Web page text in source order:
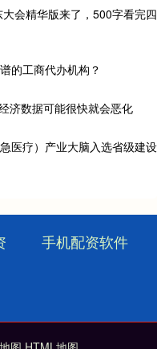
会精华版来了，500字看完四
的工商代办机构？
济数据可能很快就会恶化
医疗）产业大脑入选省级建设
手机配资软件